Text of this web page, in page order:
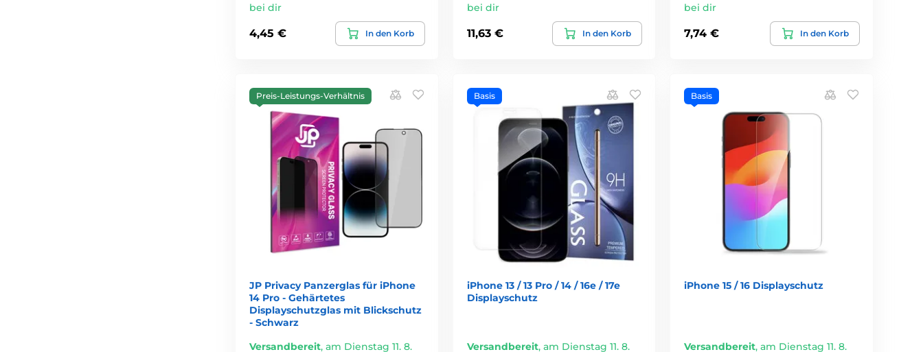
bei dir
4,45 € In den Korb
bei dir
11,63 € In den Korb
bei dir
7,74 € In den Korb
Preis-Leistungs-Verhältnis
JP Privacy Panzerglas für iPhone
14 Pro - Gehärtetes
Displayschutzglas mit Blickschutz
- Schwarz
Versandbereit, am Dienstag 11. 8.
Basis
iPhone 13 / 13 Pro / 14 / 16e / 17e
Displayschutz
Versandbereit, am Dienstag 11. 8.
Basis
iPhone 15 / 16 Displayschutz
Versandbereit,am Dienstag 11. 8.